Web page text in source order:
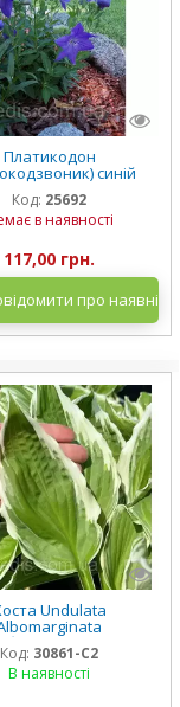
Платикодон
синій
Mariesii у
горщику
Код: 25692
в наявності
117,00 грн.
про
Undulata
2 л, 3/+ розетки
Код: 30861-С2
В наявності